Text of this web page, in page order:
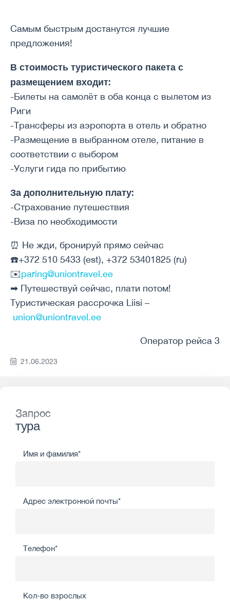
Самым быстрым достанутся лучшие
предложения!
В стоимость туристического пакета с
размещением входит:
-Билеты на самолёт в оба конца с вылетом из
Риги
-Трансферы из аэропорта в отель и обратно
-Размещение в выбранном отеле, питание в
соответствии с выбором
-Услуги гида по прибытию
За дополнительную плату:
-Страхование путешествия
-Виза по необходимости
⏰ Не жди, бронируй прямо сейчас
☎️+372 510 5433 (est), +372 53401825 (ru)
✉️paring@uniontravel.ee
➡ Путешествуй сейчас, плати потом!
Туристическая рассрочка Liisi –
union@uniontravel.ee
Оператор рейса 3
21.06.2023
Запрос
тура
Имя и фамилия*
Адрес электронной почты*
Телефон*
Кол-во взрослых